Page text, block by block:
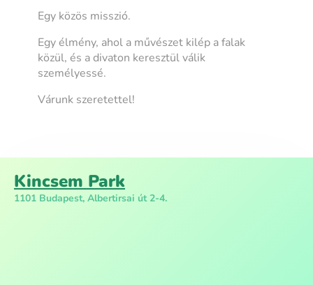
Egy közös misszió.
Egy élmény, ahol a művészet kilép a falak
közül, és a divaton keresztül válik
személyessé.
Várunk szeretettel!
Kincsem Park
1101 Budapest, Albertirsai út 2-4.